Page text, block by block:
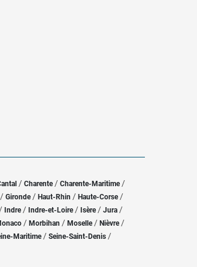
/ Charente / Charente-Maritime/
/ Gironde/ Haut-Rhin / Haute-Corse/
Indre/ Indre-et-Loire/ Isère/ Jura /
/ Morbihan / Moselle/ Nièvre /
Maritime/ Seine-Saint-Denis /